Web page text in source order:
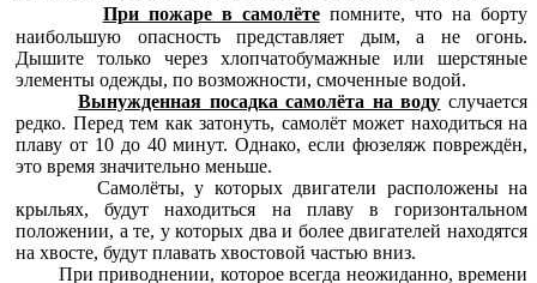
При пожаре в самолётепомните, что на борту
наибольшую опасность представляет дым, а не огонь.
Дышите только через хлопчатобумажные или шерстяные
элементы одежды, по возможности, смоченные водой.
Вынужденная посадка самолёта на воду случается
редко. Перед тем как затонуть, самолёт может находиться на
плаву от 10 до 40 минут. Однако, если фюзеляж повреждён,
это время значительно меньше.
Самолёты, у которых двигатели расположены на
крыльях, будут находиться на плаву в горизонтальном
положении, а те, у которых два и более двигателей находятся
на хвосте, будут плавать хвостовой частью вниз.
При приводнении, которое всегда неожиданно, времени